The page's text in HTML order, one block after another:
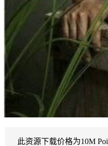
此资源下载价格为10M